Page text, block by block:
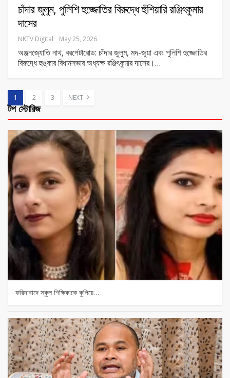
চাঁদার জুলুম, পুলিশি হুজ্জোতির বিরুদ্ধে হুঁশিয়ারি রঞ্জিৎকুমার
দাসের
NKTV Digital May 25, 2026
অঞ্জনজ্যোতি নাথ, বরপেটারোড: চাঁদার জুলুম, মদ-জুয়া এবং পুলিশি হুজ্জোতির
বিরুদ্ধে হুঙ্কার বিধানসভার অধ্যক্ষ রঞ্জিৎকুমার দাসের।…
1 2 3 NEXT
টপ স্টোরিজ
ফরিদাবাদে স্কুল শিক্ষিকাকে কুপিয়ে…